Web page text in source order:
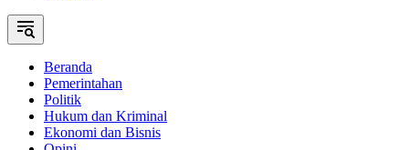
Beranda
Pemerintahan
Politik
Hukum dan Kriminal
Ekonomi dan Bisnis